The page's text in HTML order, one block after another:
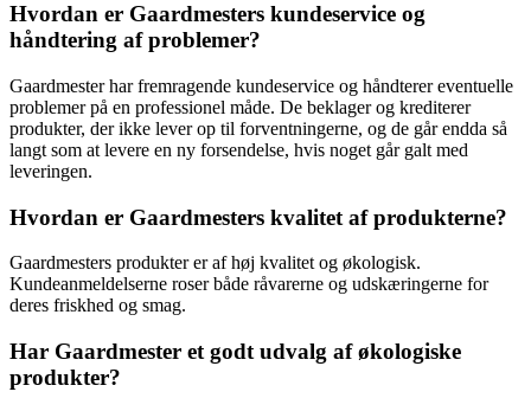
Hvordan er Gaardmesters kundeservice og
håndtering af problemer?
Gaardmester har fremragende kundeservice og håndterer eventuelle
problemer på en professionel måde. De beklager og krediterer
produkter, der ikke lever op til forventningerne, og de går endda så
langt som at levere en ny forsendelse, hvis noget går galt med
leveringen.
Hvordan er Gaardmesters kvalitet af produkterne?
Gaardmesters produkter er af høj kvalitet og økologisk.
Kundeanmeldelserne roser både råvarerne og udskæringerne for
deres friskhed og smag.
Har Gaardmester et godt udvalg af økologiske
produkter?